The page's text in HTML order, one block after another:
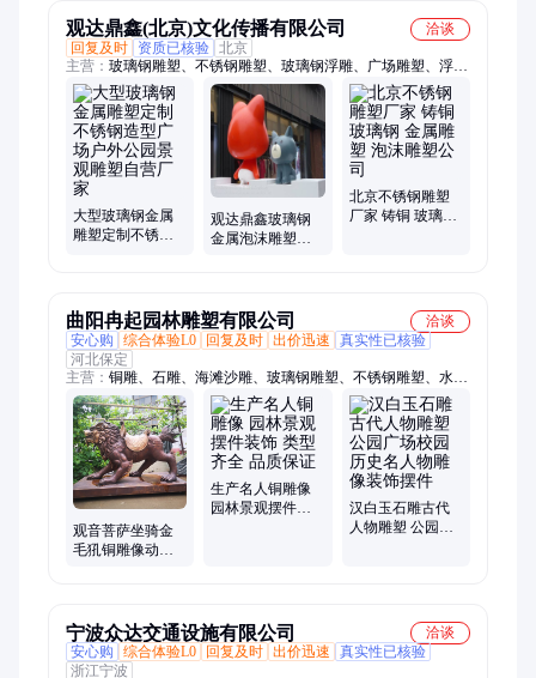
观达鼎鑫(北京)文化传播有限公司
洽谈
回复及时
资质已核验 北京
主营： 玻璃钢雕塑、不锈钢雕塑、玻璃钢浮雕、广场雕塑、浮雕
壁画、铜浮雕壁画、浮雕设计
大型玻璃钢金属
雕塑定制不锈钢
观达鼎鑫玻璃钢
金属泡沫雕塑地
北京不锈钢雕塑
厂家 铸铜 玻璃钢
曲阳冉起园林雕塑有限公司
洽谈
安心购
综合体验L0 回复及时 出价迅速
真实性已核验
河北保定
主营： 铜雕、石雕、海滩沙雕、玻璃钢雕塑、不锈钢雕塑、水泥
雕塑、园林景观雕塑、校园雕塑、公园雕塑、广场雕塑、金属雕
塑、冉起雕塑、博物馆雕塑、纪念馆雕塑、玻璃钢浮雕、人物雕
塑、树脂雕塑、铸铜雕塑、城市雕塑、铜雕人物、铜雕动物、铜
浮雕、石材浮雕、水泥浮雕、亲人雕像
观音菩萨坐骑金
毛犼铜雕像动物
生产名人铜雕像
园林景观摆件装
汉白玉石雕古代
人物雕塑 公园广
宁波众达交通设施有限公司
洽谈
安心购
综合体验L0 回复及时 出价迅速
真实性已核验
浙江宁波